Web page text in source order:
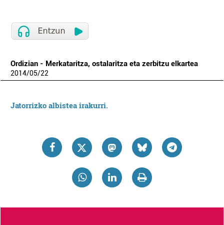
Ordizian - Merkataritza, ostalaritza eta zerbitzu elkartea
2014/05/22
Jatorrizko albistea irakurri.